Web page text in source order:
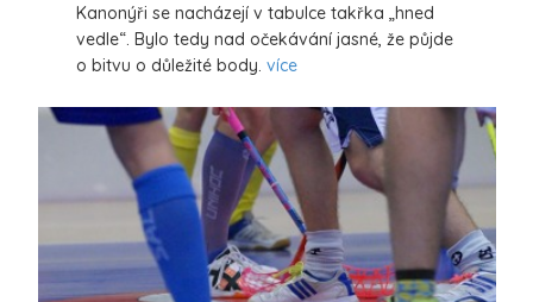
Kanonýři se nacházejí v tabulce takřka „hned
vedle“. Bylo tedy nad očekávání jasné, že půjde
o bitvu o důležité body. více